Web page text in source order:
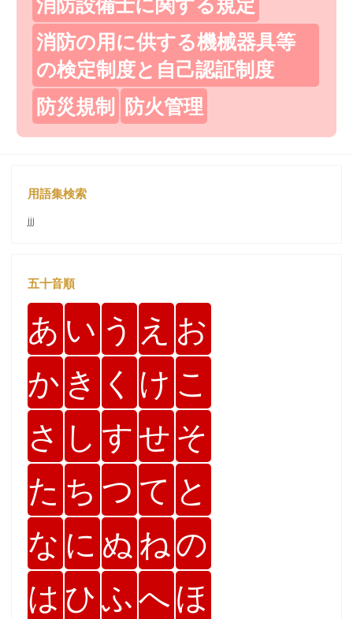
消防の用に供する機械器具等
の検定制度と自己認証制度
防災規制 防火管理
用語集検索
jjj
五十音順
あ い う え お
か き く け こ
さ し すせ そ
た ち つ て と
な に ぬ ねの
は ひふへほ